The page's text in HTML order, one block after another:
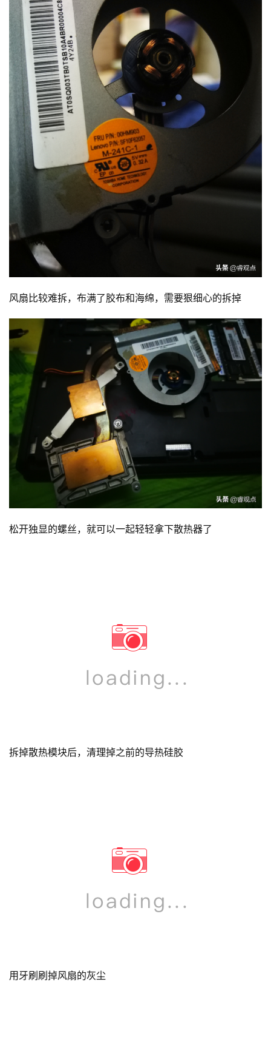
风扇比较难拆，布满了胶布和海绵，需要狠细心的拆掉
松开独显的螺丝，就可以一起轻轻拿下散热器了
拆掉散热模块后，清理掉之前的导热硅胶
用牙刷刷掉风扇的灰尘